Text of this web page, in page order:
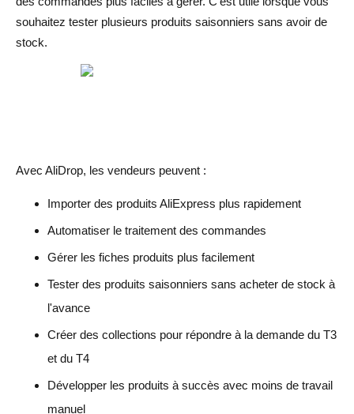
souhaitez tester plusieurs produits saisonniers sans avoir de
stock.
Avec AliDrop, les vendeurs peuvent :
Importer des produits AliExpress plus rapidement
Automatiser le traitement des commandes
Gérer les fiches produits plus facilement
Tester des produits saisonniers sans acheter de stock à
l'avance
Créer des collections pour répondre à la demande du T3
et du T4
Développer les produits à succès avec moins de travail
manuel